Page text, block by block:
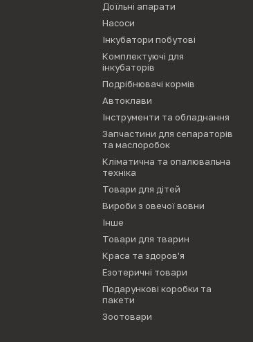
Доїльні апарати
Насоси
Інкубатори побутові
Комплектуючі для
інкубаторів
Подрібнювачі кормів
Автоклави
Інструменти та обладнання
Запчастини для сепараторів
та маслоробок
Кліматична та опалювальна
техніка
Товари для дітей
Вироби з овечої вовни
Інше
Товари для тварин
Краса та здоров'я
Езотеричні товари
Подарункові коробки та
пакети
Зоотовари